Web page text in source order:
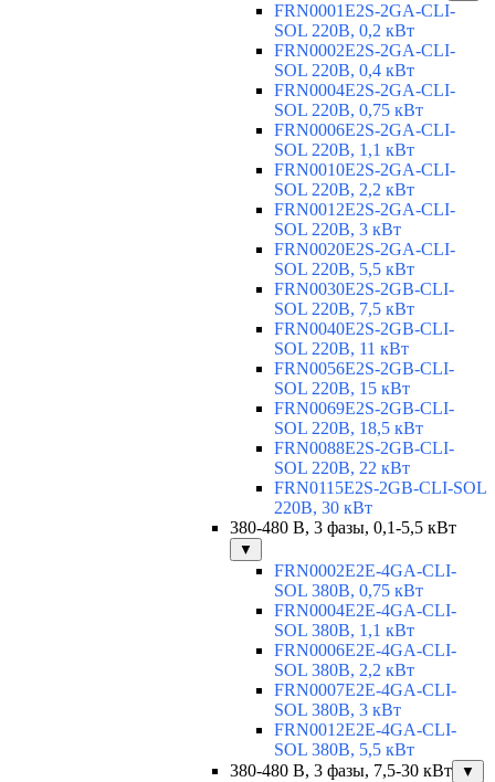
FRN0001E2S-2GA-CLI-
SOL 220В, 0,2 кВт
FRN0002E2S-2GA-CLI-
SOL 220В, 0,4 кВт
FRN0004E2S-2GA-CLI-
SOL 220В, 0,75 кВт
FRN0006E2S-2GA-CLI-
SOL 220В, 1,1 кВт
FRN0010E2S-2GA-CLI-
SOL 220В, 2,2 кВт
FRN0012E2S-2GA-CLI-
SOL 220В, 3 кВт
FRN0020E2S-2GA-CLI-
SOL 220В, 5,5 кВт
FRN0030E2S-2GB-CLI-
SOL 220В, 7,5 кВт
FRN0040E2S-2GB-CLI-
SOL 220В, 11 кВт
FRN0056E2S-2GB-CLI-
SOL 220В, 15 кВт
FRN0069E2S-2GB-CLI-
SOL 220В, 18,5 кВт
FRN0088E2S-2GB-CLI-
SOL 220В, 22 кВт
FRN0115E2S-2GB-CLI-SOL
220В, 30 кВт
380-480 В, 3 фазы, 0,1-5,5 кВт
▼
FRN0002E2E-4GA-CLI-
SOL 380В, 0,75 кВт
FRN0004E2E-4GA-CLI-
SOL 380В, 1,1 кВт
FRN0006E2E-4GA-CLI-
SOL 380В, 2,2 кВт
FRN0007E2E-4GA-CLI-
SOL 380В, 3 кВт
FRN0012E2E-4GA-CLI-
SOL 380В, 5,5 кВт
380-480 В, 3 фазы, 7,5-30 кВт
▼